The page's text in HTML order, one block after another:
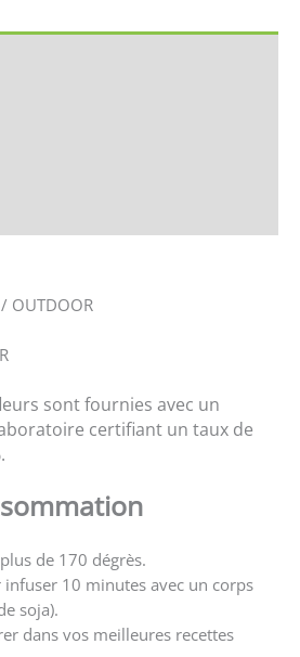
OUTDOOR
sont fournies avec un
certifiant un taux de
de 170 dégrès.
infuser 10 minutes avec un corps
soja).
dans vos meilleures recettes